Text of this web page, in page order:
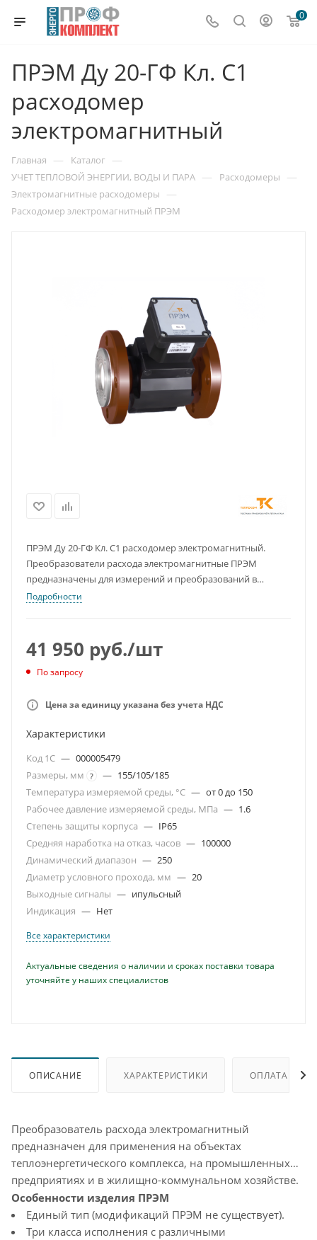
0
ПРЭМ Ду 20-ГФ Кл. C1
расходомер
электромагнитный
Главная — Каталог —
УЧЕТ ТЕПЛОВОЙ ЭНЕРГИИ, ВОДЫ И ПАРА — Расходомеры —
Электромагнитные расходомеры —
Расходомер электромагнитный ПРЭМ
ПРЭМ Ду 20-ГФ Кл. C1 расходомер электромагнитный.
Преобразователи расхода электромагнитные ПРЭМ
предназначены для измерений и преобразований в
выходные электрические сигналы объемного расхода и
Подробности
41 950 руб./шт
По запросу
Цена за единицу указана без учета НДС
Характеристики
Код 1С — 000005479
Размеры, мм ? — 155/105/185
Температура измеряемой среды, °С — от 0 до 150
Рабочее давление измеряемой среды, МПа — 1.6
Степень защиты корпуса — IP65
Средняя наработка на отказ, часов — 100000
Динамический диапазон — 250
Диаметр условного прохода, мм — 20
Выходные сигналы — ипульсный
Индикация — Нет
Все характеристики
Актуальные сведения о наличии и сроках поставки товара
уточняйте у наших специалистов
ОПИСАНИЕ ХАРАКТЕРИСТИКИ ОПЛАТА
Преобразователь расхода электромагнитный
предназначен для применения на объектах
теплоэнергетического комплекса, на промышленных
предприятиях и в жилищно-коммунальном хозяйстве.
Особенности изделия ПРЭМ
Единый тип (модификаций ПРЭМ не существует).
Три класса исполнения с различными